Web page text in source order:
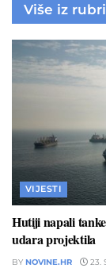
Više iz
VIJESTI
Hutiji napali
udara projektila
BY NOVINE.HR 23.